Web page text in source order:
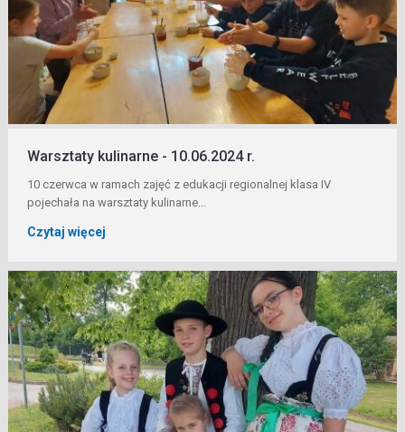
Warsztaty kulinarne - 10.06.2024 r.
10 czerwca w ramach zajęć z edukacji regionalnej klasa IV
pojechała na warsztaty kulinarne...
Czytaj więcej